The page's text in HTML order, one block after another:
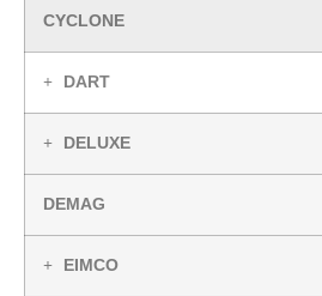
CYCLONE
DART
DELUXE
DEMAG
EIMCO